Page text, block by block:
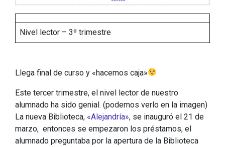
Nivel lector – 3º trimestre
Llega final de curso y «hacemos caja»
Este tercer trimestre, el nivel lector de nuestro
alumnado ha sido genial. (podemos verlo en la imagen)
La nueva Biblioteca, «Alejandría», se inauguró el 21 de
marzo, entonces se empezaron los préstamos, el
alumnado preguntaba por la apertura de la Biblioteca